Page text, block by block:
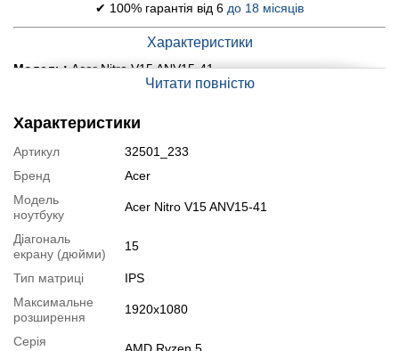
✔ 100% гарантія від 6 до 18 місяців
Характеристики
Модель:Acer Nitro V15 ANV15-41
Дисплей (діагональ, роздільна здатність, тип
матриці):15.6" (1920x1080) IPS, 144Hz
Постійна пам'ять:512 GB SSD
Графіка:
96-bit
Веб-камера:
Порти:3x USB 3.2, 1x Type-C, 1x HDMI, 1x Audio, 1x LAN (RJ-
Читати повністю
Характеристики
Артикул
32501_233
Бренд
Acer
Модель
ноутбуку
Acer Nitro V15 ANV15-41
Діагональ
екрану (дюйми)
15
Тип матриці
IPS
Максимальне
розширення
1920x1080
Серія